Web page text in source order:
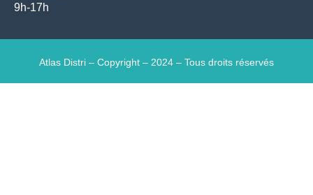
9h-17h
Atlas Distri – Copyright – 2024 – Tous droits réservés